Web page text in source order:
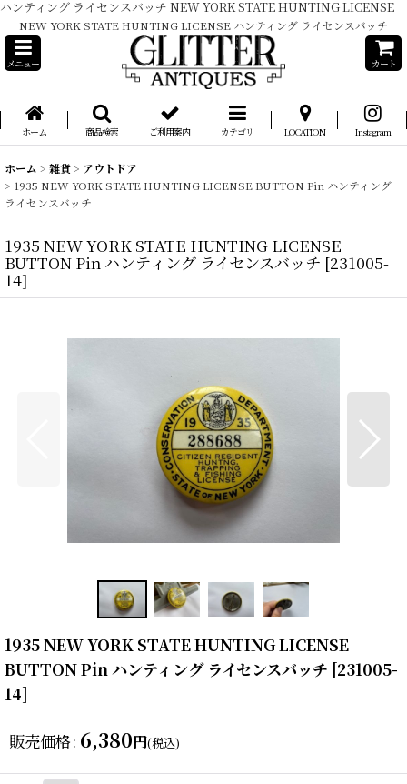
ハンティング ライセンスバッチ NEW YORK STATE HUNTING LICENSE
NEW YORK STATE HUNTING LICENSE ハンティング ライセンスバッチ
メニュー カート
ホーム 商品検索 ご利用案内 カテゴリ LOCATION Instagram
ホーム > 雑貨> アウトドア
> 1935 NEW YORK STATE HUNTING LICENSE BUTTON Pin ハンティング
ライセンスバッチ
1935 NEW YORK STATE HUNTING LICENSE
BUTTON Pin ハンティング ライセンスバッチ [231005-
14]
1935 NEW YORK STATE HUNTING LICENSE
BUTTON Pin ハンティング ライセンスバッチ [231005-
14]
販売価格: 6,380円(税込)